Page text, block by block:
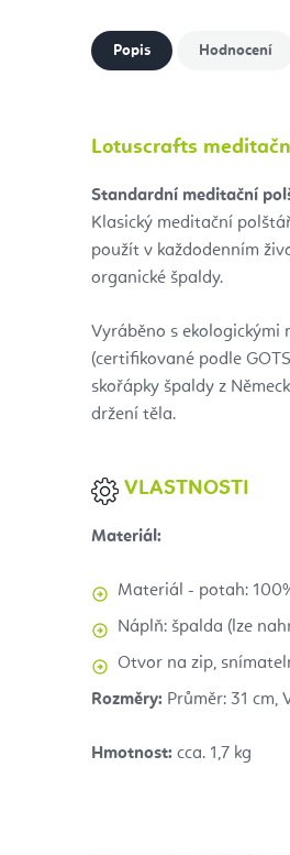
Popis Hodnocení
Lotuscrafts
Standardní meditační
Klasický meditační
použít v každodenním
organické špaldy.
Vyráběno s ekologickými
(certifikované podle
skořápky špaldy z
držení těla.
VLASTNOSTI
Materiál:
Materiál - potah:
Náplň: špalda (lze
Otvor na zip,
Rozměry: Průměr: 31 cm,
Hmotnost: cca. 1,7 kg